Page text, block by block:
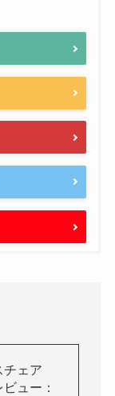
チェア
ュー：